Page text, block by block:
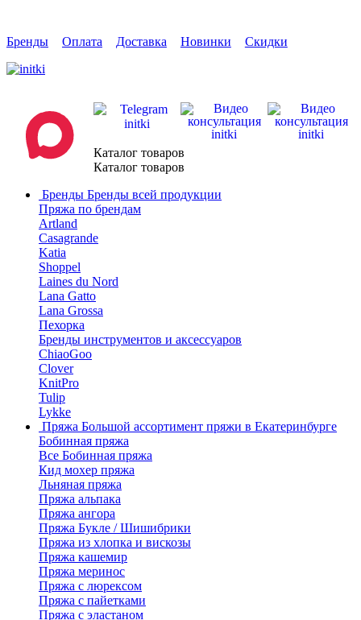
Бренды Оплата Доставка Новинки Скидки
Каталог товаров
Каталог товаров
Бренды Бренды всей продукции
Пряжа по брендам
Artland
Casagrande
Katia
Shoppel
Laines du Nord
Lana Gatto
Lana Grossa
Пехорка
Бренды инструментов и аксессуаров
ChiaoGoo
Clover
KnitPro
Tulip
Lykke
Пряжа Большой ассортимент пряжи в Екатеринбурге
Бобинная пряжа
Все Бобинная пряжа
Кид мохер пряжа
Льняная пряжа
Пряжа альпака
Пряжа ангора
Пряжа Букле / Шишибрики
Пряжа из хлопка и вискозы
Пряжа кашемир
Пряжа меринос
Пряжа с люрексом
Пряжа с пайетками
Пряжа с эластаном